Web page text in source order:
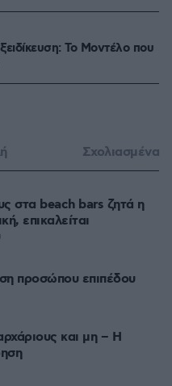
Το Mοντέλο που
Σχολιασμένα
στα beach bars ζητά η
επικαλείται
προσώπου επιπέδου
και μη – Η